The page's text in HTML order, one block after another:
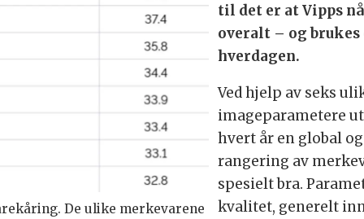
De ulike merkevarene
til det er at Vipps
overalt – og
hverdagen.
Ved hjelp av seks
imageparametere
hvert år en global
rangering av
spesielt bra.
kvalitet, generelt